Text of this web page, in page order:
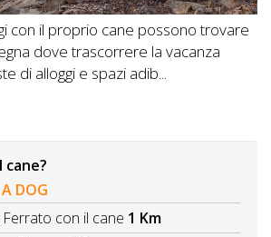
con il proprio cane possono trovare
dove trascorrere la vacanza
di alloggi e spazi adib...
cane?
DOG
con il cane 1 Km